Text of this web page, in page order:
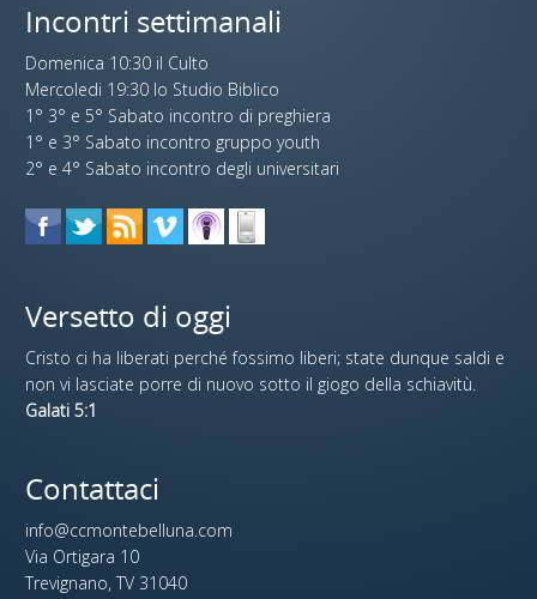
Incontri settimanali
Domenica 10:30 il Culto
Mercoledi 19:30 lo Studio Biblico
1° 3° e 5° Sabato incontro di preghiera
1° e 3° Sabato incontro gruppo youth
2° e 4° Sabato incontro degli universitari
Versetto di oggi
Cristo ci ha liberati perché fossimo liberi; state dunque saldi e
non vi lasciate porre di nuovo sotto il giogo della schiavitù.
Galati 5:1
Contattaci
info@ccmontebelluna.com
Via Ortigara 10
Trevignano, TV 31040